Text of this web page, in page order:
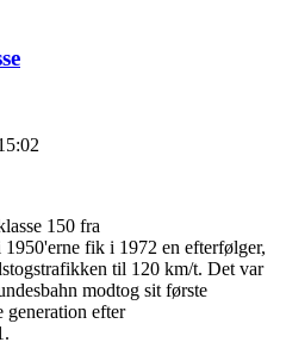
150 fra
fik i 1972 en efterfølger,
til 120 km/t. Det var
modtog sit første
efter